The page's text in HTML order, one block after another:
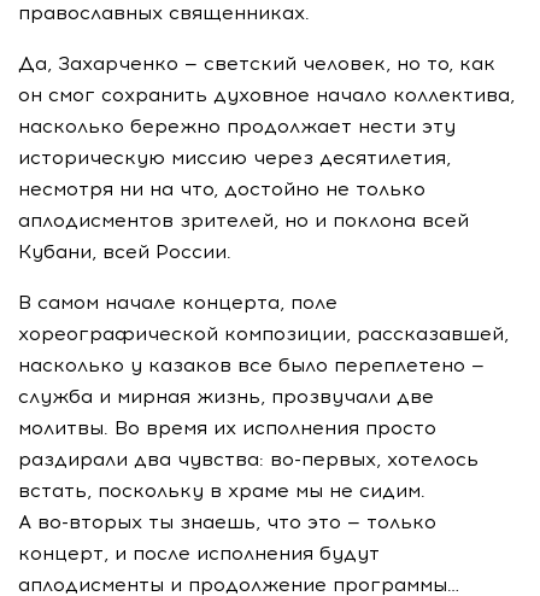
православных священниках.
Да, Захарченко — светский человек, но то, как
он смог сохранить духовное начало коллектива,
насколько бережно продолжает нести эту
историческую миссию через десятилетия,
несмотря ни на что, достойно не только
аплодисментов зрителей, но и поклона всей
Кубани, всей России.
В самом начале концерта, поле
хореографической композиции, рассказавшей,
насколько у казаков все было переплетено —
служба и мирная жизнь, прозвучали две
молитвы. Во время их исполнения просто
раздирали два чувства: во-первых, хотелось
встать, поскольку в храме мы не сидим.
А во-вторых ты знаешь, что это — только
концерт, и после исполнения будут
аплодисменты и продолжение программы…